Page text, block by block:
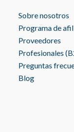
Sobre nosotros
Programa de
Proveedores
Profesionales
Preguntas
Blog